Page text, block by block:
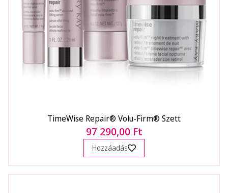
TimeWise Repair® Volu-Firm® Szett
97 290,00 Ft
Hozzáadás